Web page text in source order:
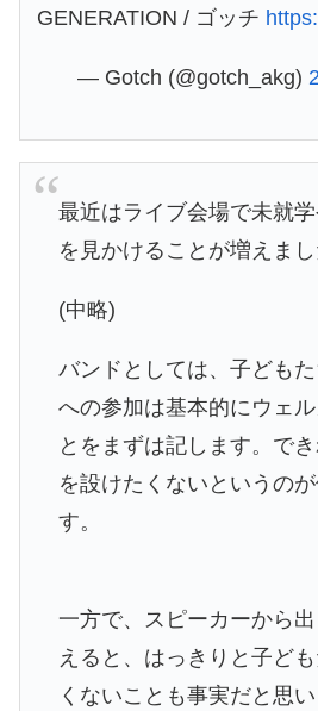
GENERATION / ゴッチ
— Gotch (@gotch_akg)
最近はライブ会場で未就
を見かけることが増えまし
(中略)
バンドとしては、子ども
への参加は基本的にウェ
とをまずは記します。で
を設けたくないというの
す。
一方で、スピーカーから
えると、はっきりと子ど
くないことも事実だと思い